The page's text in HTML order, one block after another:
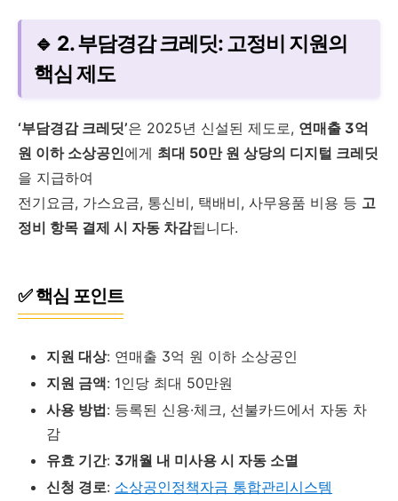
🔹 2. 부담경감 크레딧: 고정비 지원의
핵심 제도
‘부담경감 크레딧’은 2025년 신설된 제도로, 연매출 3억
원 이하 소상공인에게 최대 50만 원 상당의 디지털 크레딧
을 지급하여
전기요금, 가스요금, 통신비, 택배비, 사무용품 비용 등 고
정비 항목 결제 시 자동 차감됩니다.
✅ 핵심 포인트
지원 대상: 연매출 3억 원 이하 소상공인
지원 금액: 1인당 최대 50만원
사용 방법: 등록된 신용·체크, 선불카드에서 자동 차
감
유효 기간: 3개월 내 미사용 시 자동 소멸
신청 경로: 소상공인정책자금 통합관리시스템